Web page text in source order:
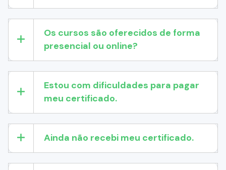
Os cursos são oferecidos de forma
presencial ou online?
Estou com dificuldades para pagar
meu certificado.
Ainda não recebi meu certificado.